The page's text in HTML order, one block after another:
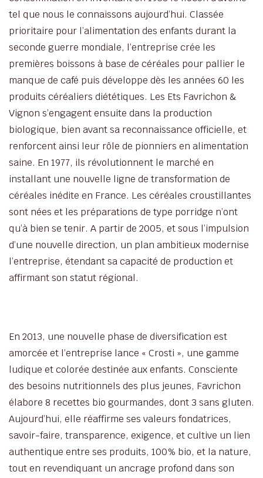
tel que nous le connaissons aujourd’hui. Classée
prioritaire pour l’alimentation des enfants durant la
seconde guerre mondiale, l’entreprise crée les
premières boissons à base de céréales pour pallier le
manque de café puis développe dès les années 60 les
produits céréaliers diététiques. Les Ets Favrichon &
Vignon s’engagent ensuite dans la production
biologique, bien avant sa reconnaissance officielle, et
renforcent ainsi leur rôle de pionniers en alimentation
saine. En 1977, ils révolutionnent le marché en
installant une nouvelle ligne de transformation de
céréales inédite en France. Les céréales croustillantes
sont nées et les préparations de type porridge n’ont
qu’à bien se tenir. A partir de 2005, et sous l’impulsion
d’une nouvelle direction, un plan ambitieux modernise
l’entreprise, étendant sa capacité de production et
affirmant son statut régional.
En 2013, une nouvelle phase de diversification est
amorcée et l’entreprise lance « Crosti », une gamme
ludique et colorée destinée aux enfants. Consciente
des besoins nutritionnels des plus jeunes, Favrichon
élabore 8 recettes bio gourmandes, dont 3 sans gluten.
Aujourd’hui, elle réaffirme ses valeurs fondatrices,
savoir-faire, transparence, exigence, et cultive un lien
authentique entre ses produits, 100% bio, et la nature,
tout en revendiquant un ancrage profond dans son